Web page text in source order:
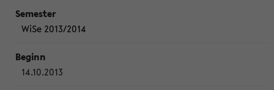
WiSe 2013/2014
14.10.2013